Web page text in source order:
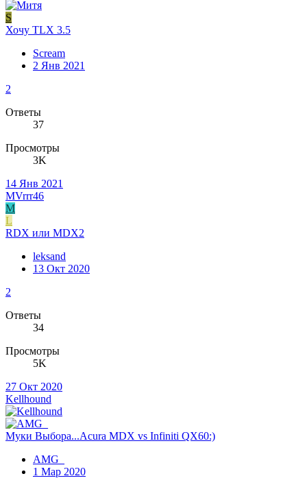
S
Хочу TLX 3.5
Scream
2 Янв 2021
2
Ответы
37
Просмотры
3K
14 Янв 2021
MVrrr46
M
L
RDX или MDX2
leksand
13 Окт 2020
2
Ответы
34
Просмотры
5K
27 Окт 2020
Kellhound
Муки Выбора...Acura MDX vs Infiniti QX60:)
AMG_
1 Мар 2020